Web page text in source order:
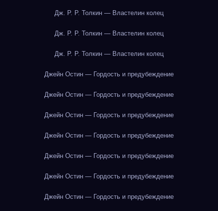
Дж. Р. Р. Толкин — Властелин колец
Дж. Р. Р. Толкин — Властелин колец
Дж. Р. Р. Толкин — Властелин колец
Джейн Остин — Гордость и предубеждение
Джейн Остин — Гордость и предубеждение
Джейн Остин — Гордость и предубеждение
Джейн Остин — Гордость и предубеждение
Джейн Остин — Гордость и предубеждение
Джейн Остин — Гордость и предубеждение
Джейн Остин — Гордость и предубеждение